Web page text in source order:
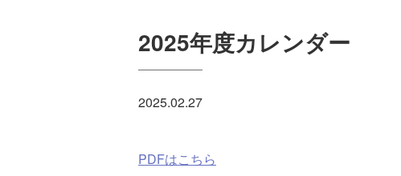
2025年度カレンダー
2025.02.27
PDFはこちら